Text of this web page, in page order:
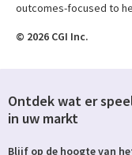
outcomes-focused to
© 2026 CGI Inc.
Ontdek wat er
in uw markt
Blijf op de hoogte van